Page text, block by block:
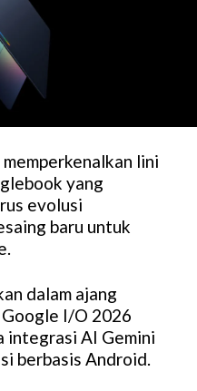
lini
yang
evolusi
baru untuk
dalam ajang
I/O 2026
integrasi AI Gemini
berbasis Android.